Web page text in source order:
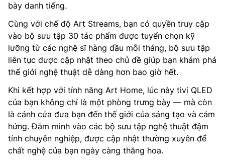
bày danh tiếng.
Cùng với chế độ Art Streams, bạn có quyền truy cập
vào bộ sưu tập 30 tác phẩm được tuyển chọn kỹ
lưỡng từ các nghệ sĩ hàng đầu mỗi tháng, bộ sưu tập
liên tục được cập nhật theo chủ đề giúp bạn khám phá
thế giới nghệ thuật dễ dàng hơn bao giờ hết.
Khi kết hợp với tính năng Art Home, lúc này tivi QLED
của bạn không chỉ là một phòng trưng bày — mà còn
là cánh cửa đưa bạn đến thế giới của sáng tạo và cảm
hứng. Đắm mình vào các bộ sưu tập nghệ thuật đậm
tính chuyên nghiệp, được cập nhật thường xuyên để
chất nghệ của bạn ngày càng thăng hoa.